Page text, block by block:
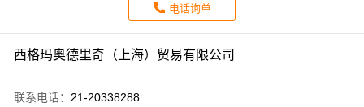
电话询单
西格玛奥德里奇（上海）贸易有限公司
联系电话： 21-20338288